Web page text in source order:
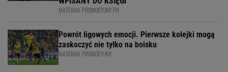
MATERIAŁ PROMOCYJNY PR
Powrót ligowych emocji. Pierwsze kolejki mogą
zaskoczyć nie tylko na boisku
MATERIAŁ PROMOCYJNY